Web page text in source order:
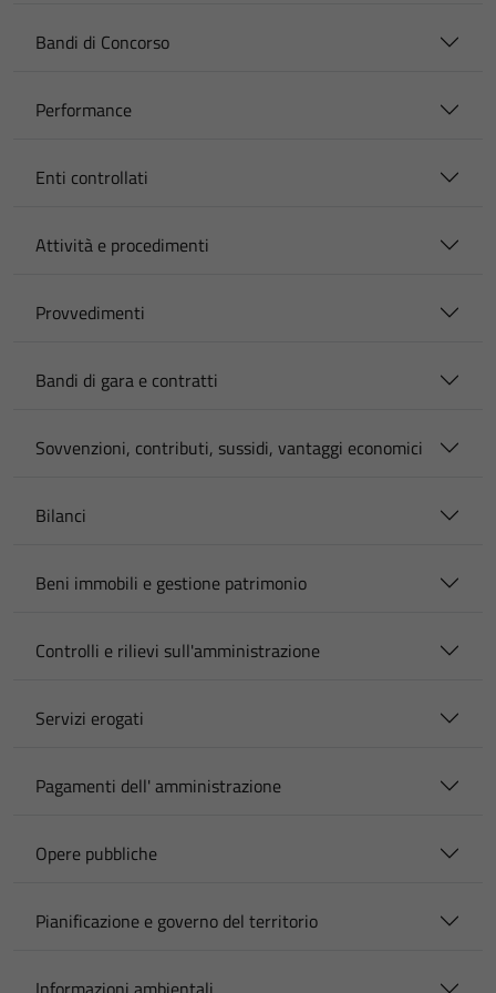
Bandi di Concorso
Performance
Enti controllati
Attività e procedimenti
Provvedimenti
Bandi di gara e contratti
Sovvenzioni, contributi, sussidi, vantaggi economici
Bilanci
Beni immobili e gestione patrimonio
Controlli e rilievi sull'amministrazione
Servizi erogati
Pagamenti dell' amministrazione
Opere pubbliche
Pianificazione e governo del territorio